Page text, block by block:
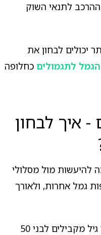
לתנאי השוק
יכולים לבחון את
לתגמולים כחלופה
- איך לבחון
להיעשות מול מסלולי
50 ומטה בקופות גמל אחרות, ולאורך
השוו את התשואה למסלולי גיל מקבילים לבני 50